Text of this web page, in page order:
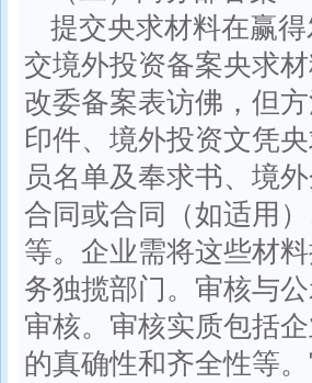
提交央求材料在赢
交境外投资备案央求
改委备案表访佛，但
印件、境外投资文凭
员名单及奉求书、境
合同或合同（如适用
等。企业需将这些材
务独揽部门。审核与
审核。审核实质包括
的真确性和齐全性等